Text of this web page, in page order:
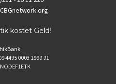
kostet Geld!
4495 0003 1999 91